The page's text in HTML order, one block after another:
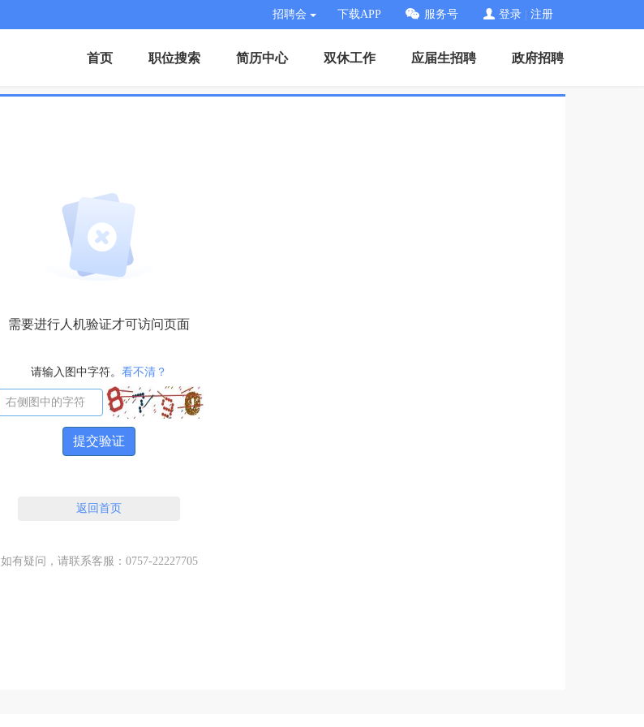
招聘会 下载APP 服务号 登录 注册
首页 职位搜索 简历中心 双休工作 应届生招聘 政府招聘
需要进行人机验证才可访问页面
请输入图中字符。 看不清？
提交验证
返回首页
如有疑问，请联系客服：0757-22227705